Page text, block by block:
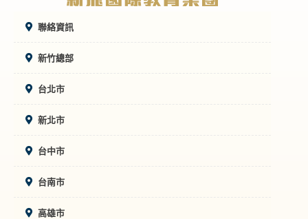
聯絡資訊
新竹總部
台北市
新北市
台中市
台南市
高雄市